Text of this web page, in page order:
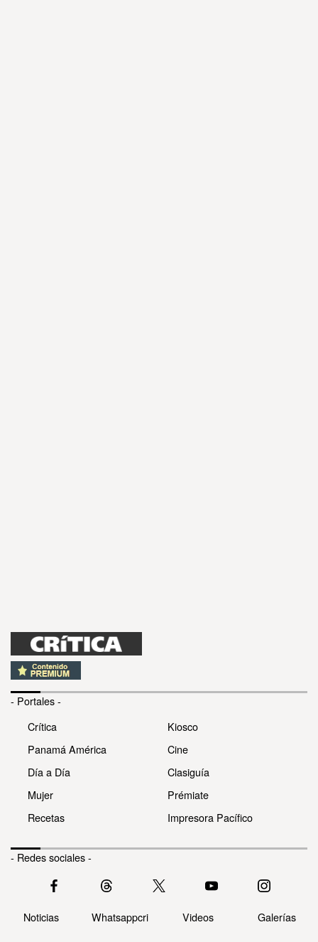
- Portales -
Crítica
Panamá América
Día a Día
Mujer
Recetas
Kiosco
Cine
Clasiguía
Prémiate
Impresora Pacífico
- Redes sociales -
Noticias Whatsappcri Videos Galerías